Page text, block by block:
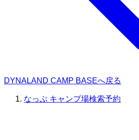
DYNALAND CAMP BASEへ戻る
なっぷ キャンプ場検索予約